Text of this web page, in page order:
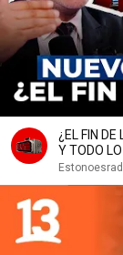
¿EL FIN
Y TODO